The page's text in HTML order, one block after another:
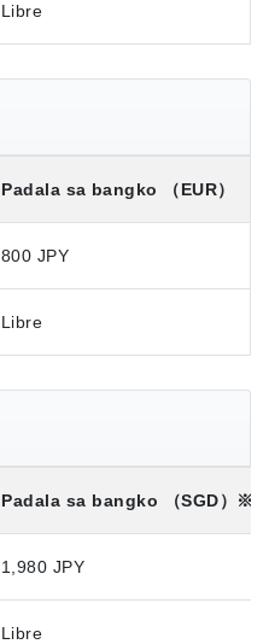
Libre
Padala sa bangko （EUR）
800 JPY
Libre
Padala sa bangko （SGD）※
1,980 JPY
Libre